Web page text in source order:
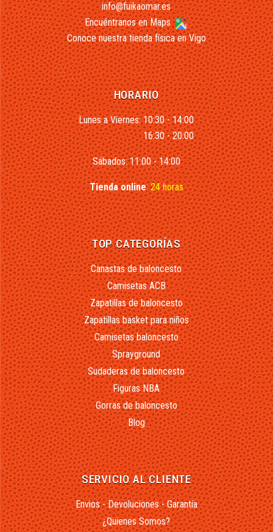
info@fuikaomar.es
Encuéntranos en Maps
Conoce nuestra tienda física en Vigo
HORARIO
Lunes a Viernes: 10:30 - 14:00
16:30 - 20:00
Sábados: 11:00 - 14:00
Tienda online:24 horas
TOP CATEGORÍAS
Canastas de baloncesto
Camisetas ACB
Zapatillas de baloncesto
Zapatillas basket para niños
Camisetas baloncesto
Sprayground
Sudaderas de baloncesto
Figuras NBA
Gorras de baloncesto
Blog
SERVICIO AL CLIENTE
Envios - Devoluciones - Garantía
¿Quienes Somos?